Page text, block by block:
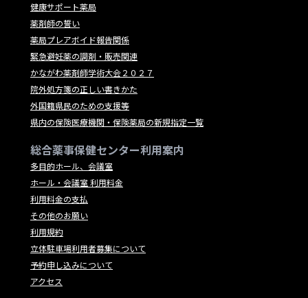
健康サポート薬局
薬剤師の誓い
薬局プレアボイド報告関係
緊急避妊薬の調剤・販売関連
かながわ薬剤師学術大会２０２７
院外処方箋の正しい書きかた
外国籍県民のための支援等
県内の保険医療機関・保険薬局の新規指定一覧
総合薬事保健センター利用案内
多目的ホール、会議室
ホール・会議室 利用料金
利用料金の支払
その他のお願い
利用規約
立体駐車場利用者募集について
予約申し込みについて
アクセス